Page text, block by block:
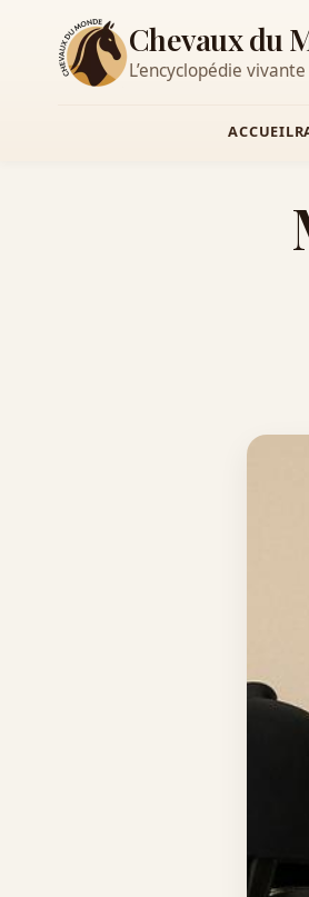
Chevaux du
L’encyclopédie
ACCUEIL